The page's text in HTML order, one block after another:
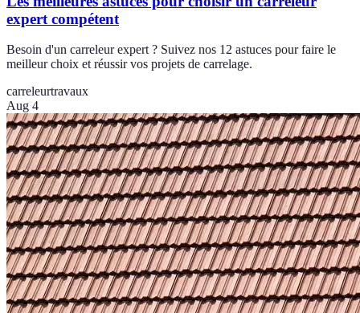
expert compétent
Besoin d'un carreleur expert ? Suivez nos 12 astuces pour faire le
meilleur choix et réussir vos projets de carrelage.
carreleurtravaux
Aug 4